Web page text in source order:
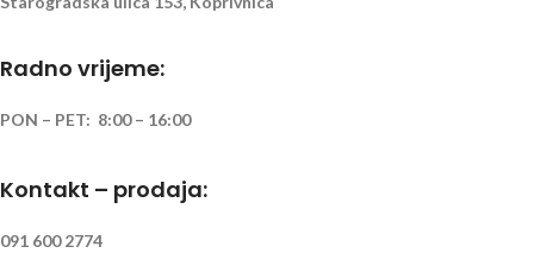
Radno vrijeme:
PON – PET: 8:00 – 16:00
Kontakt – prodaja:
091 600 2774